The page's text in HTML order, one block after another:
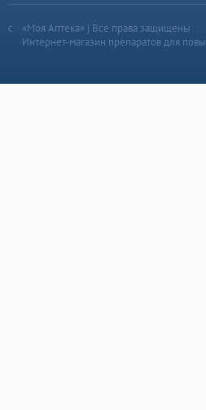
«Моя Аптека» | Все права защищены
Интернет-магазин препаратов для